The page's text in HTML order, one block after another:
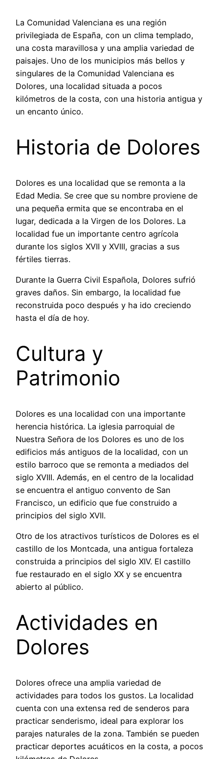
La Comunidad Valenciana es una región
privilegiada de España, con un clima templado,
una costa maravillosa y una amplia variedad de
paisajes. Uno de los municipios más bellos y
singulares de la Comunidad Valenciana es
Dolores, una localidad situada a pocos
kilómetros de la costa, con una historia antigua y
un encanto único.
Historia de Dolores
Dolores es una localidad que se remonta a la
Edad Media. Se cree que su nombre proviene de
una pequeña ermita que se encontraba en el
lugar, dedicada a la Virgen de los Dolores. La
localidad fue un importante centro agrícola
durante los siglos XVII y XVIII, gracias a sus
fértiles tierras.
Durante la Guerra Civil Española, Dolores sufrió
graves daños. Sin embargo, la localidad fue
reconstruida poco después y ha ido creciendo
hasta el día de hoy.
Cultura y
Patrimonio
Dolores es una localidad con una importante
herencia histórica. La iglesia parroquial de
Nuestra Señora de los Dolores es uno de los
edificios más antiguos de la localidad, con un
estilo barroco que se remonta a mediados del
siglo XVIII. Además, en el centro de la localidad
se encuentra el antiguo convento de San
Francisco, un edificio que fue construido a
principios del siglo XVII.
Otro de los atractivos turísticos de Dolores es el
castillo de los Montcada, una antigua fortaleza
construida a principios del siglo XIV. El castillo
fue restaurado en el siglo XX y se encuentra
abierto al público.
Actividades en
Dolores
Dolores ofrece una amplia variedad de
actividades para todos los gustos. La localidad
cuenta con una extensa red de senderos para
practicar senderismo, ideal para explorar los
parajes naturales de la zona. También se pueden
practicar deportes acuáticos en la costa, a pocos